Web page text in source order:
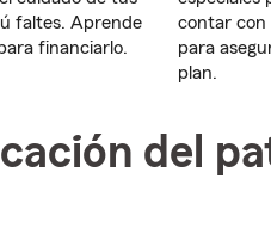
faltes. Aprende
financiarlo.
contar con
para
plan.
del